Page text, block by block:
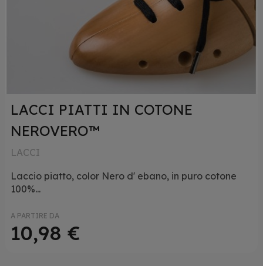
LACCI PIATTI IN COTONE
NEROVERO™
LACCI
Laccio piatto, color Nero d' ebano, in puro cotone
100%...
A PARTIRE DA
10,98 €